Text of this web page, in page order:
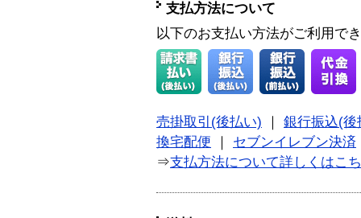
支払方法について
以下のお支払い方法がご利用で
売掛取引(後払い)
銀行振込(後
換宅配便
セブンイレブン決済
⇒支払方法について詳しくはこ